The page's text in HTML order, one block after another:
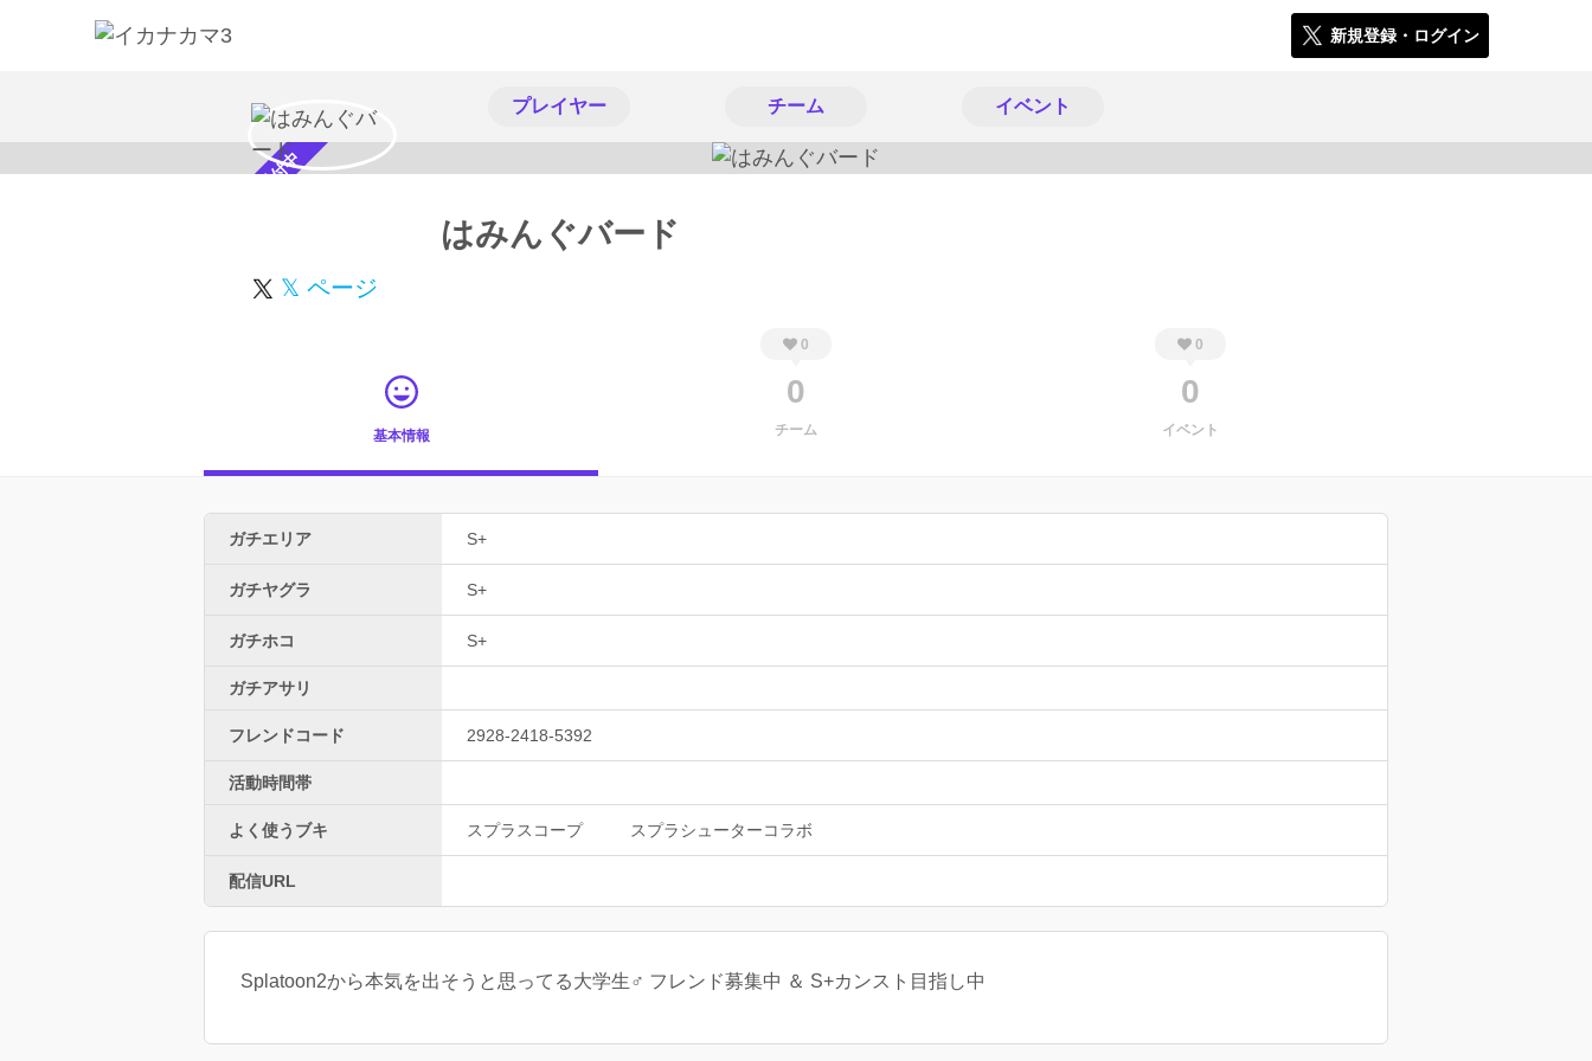
新規登録・ログイン
プレイヤー チーム イベント
スカウト受付中 はみんぐバード
𝕏 ページ
基本情報
0
0
チーム
0
0
イベント
ガチエリア S+
ガチヤグラ S+
ガチホコ S+
ガチアサリ
フレンドコード 2928-2418-5392
活動時間帯
よく使うブキ スプラスコープ スプラシューターコラボ
配信URL
Splatoon2から本気を出そうと思ってる大学生♂ フレンド募集中 ＆ S+カンスト目指し中